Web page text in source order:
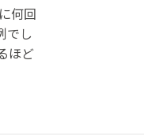
何回
でし
ほど